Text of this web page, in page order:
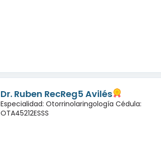
Dr. Ruben RecReg5 Avilés
Especialidad: Otorrinolaringología Cédula:
OTA45212ESSS